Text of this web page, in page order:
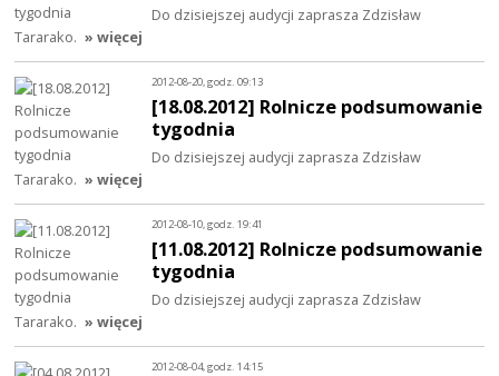
Do dzisiejszej audycji zaprasza Zdzisław
Tararako. » więcej
2012-08-20, godz. 09:13
[18.08.2012] Rolnicze podsumowanie
tygodnia
Do dzisiejszej audycji zaprasza Zdzisław
Tararako. » więcej
2012-08-10, godz. 19:41
[11.08.2012] Rolnicze podsumowanie
tygodnia
Do dzisiejszej audycji zaprasza Zdzisław
Tararako. » więcej
2012-08-04, godz. 14:15